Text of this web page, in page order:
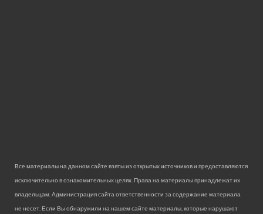
Все материалы на данном сайте взяты из открытых источников и предоставляются
исключительно в ознакомительных целях. Права на материалы принадлежат их
владельцам. Администрация сайта ответственности за содержание материала
не несет. Если Вы обнаружили на нашем сайте материалы, которые нарушают